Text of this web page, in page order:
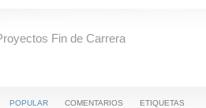
Fin de Carrera
POPULAR COMENTARIOS ETIQUETAS